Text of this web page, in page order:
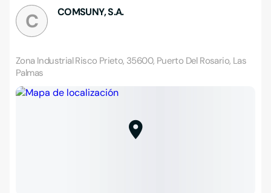
C COMSUNY, S.A.
Zona Industrial Risco Prieto, 35600, Puerto Del Rosario, Las
Palmas